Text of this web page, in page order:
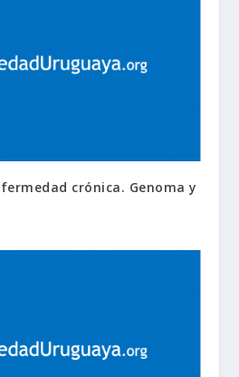
crónica. Genoma y